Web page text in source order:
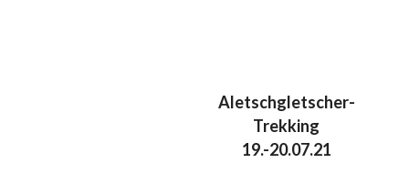
Aletschgletscher-
Trekking
19.-20.07.21